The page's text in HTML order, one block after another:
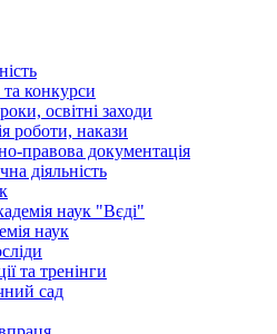
конкурси
освітні заходи
роботи, накази
правова документація
діяльність
наук "Вєді"
наук
та тренінги
сад